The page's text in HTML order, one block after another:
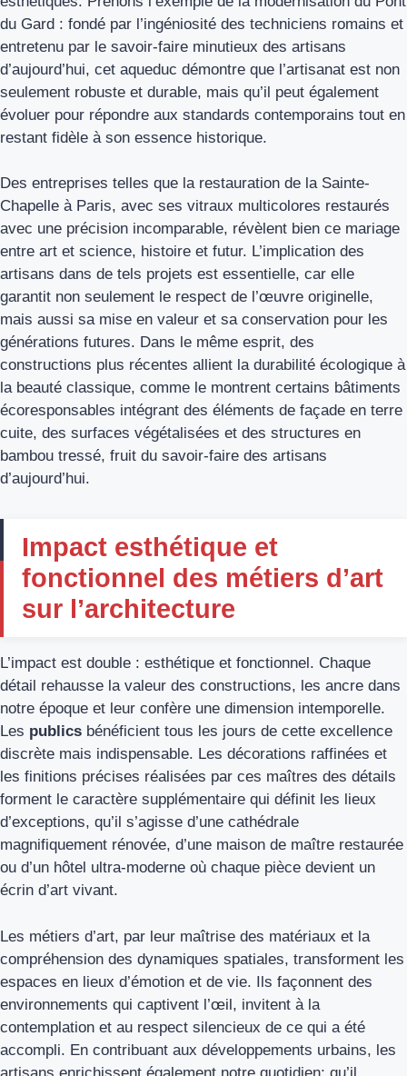
du Gard : fondé par l’ingéniosité des techniciens romains et
entretenu par le savoir-faire minutieux des artisans
d’aujourd’hui, cet aqueduc démontre que l’artisanat est non
seulement robuste et durable, mais qu’il peut également
évoluer pour répondre aux standards contemporains tout en
restant fidèle à son essence historique.
Des entreprises telles que la restauration de la Sainte-
Chapelle à Paris, avec ses vitraux multicolores restaurés
avec une précision incomparable, révèlent bien ce mariage
entre art et science, histoire et futur. L’implication des
artisans dans de tels projets est essentielle, car elle
garantit non seulement le respect de l’œuvre originelle,
mais aussi sa mise en valeur et sa conservation pour les
générations futures. Dans le même esprit, des
constructions plus récentes allient la durabilité écologique à
la beauté classique, comme le montrent certains bâtiments
écoresponsables intégrant des éléments de façade en terre
cuite, des surfaces végétalisées et des structures en
bambou tressé, fruit du savoir-faire des artisans
d’aujourd’hui.
Impact esthétique et
fonctionnel des métiers d’art
sur l’architecture
L’impact est double : esthétique et fonctionnel. Chaque
détail rehausse la valeur des constructions, les ancre dans
notre époque et leur confère une dimension intemporelle.
Les publics bénéficient tous les jours de cette excellence
discrète mais indispensable. Les décorations raffinées et
les finitions précises réalisées par ces maîtres des détails
forment le caractère supplémentaire qui définit les lieux
d’exceptions, qu’il s’agisse d’une cathédrale
magnifiquement rénovée, d’une maison de maître restaurée
ou d’un hôtel ultra-moderne où chaque pièce devient un
écrin d’art vivant.
Les métiers d’art, par leur maîtrise des matériaux et la
compréhension des dynamiques spatiales, transforment les
espaces en lieux d’émotion et de vie. Ils façonnent des
environnements qui captivent l’œil, invitent à la
contemplation et au respect silencieux de ce qui a été
accompli. En contribuant aux développements urbains, les
artisans enrichissent également notre quotidien; qu’il